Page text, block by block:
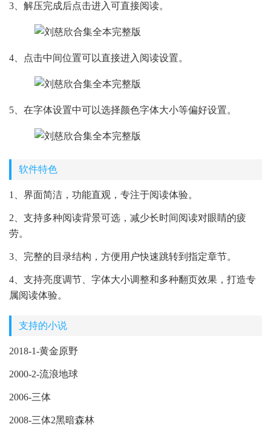
3、解压完成后点击进入可直接阅读。
4、点击中间位置可以直接进入阅读设置。
5、在字体设置中可以选择颜色字体大小等偏好设置。
软件特色
1、界面简洁，功能直观，专注于阅读体验。
2、支持多种阅读背景可选，减少长时间阅读对眼睛的疲
劳。
3、完整的目录结构，方便用户快速跳转到指定章节。
4、支持亮度调节、字体大小调整和多种翻页效果，打造专
属阅读体验。
支持的小说
2018-1-黄金原野
2000-2-流浪地球
2006-三体
2008-三体2黑暗森林